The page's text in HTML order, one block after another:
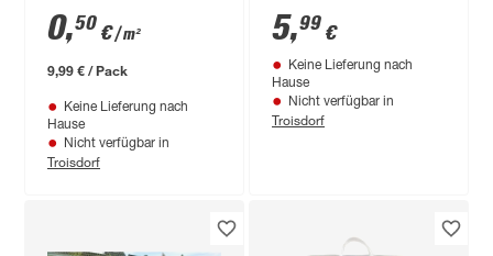
0,50 €/ m²
9,99 € / Pack
Keine Lieferung nach
Hause
Nicht verfügbar in
Troisdorf
5,99 €
Keine Lieferung nach
Hause
Nicht verfügbar in
Troisdorf